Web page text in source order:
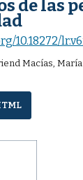
de las
10.18272/
Macías,